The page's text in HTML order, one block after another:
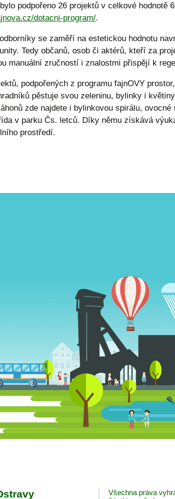
podpořeno 26 projektů v celkové
dotacni-program/.
se zaměří na estetickou hodnotu
Tedy občanů, osob či aktérů, kteří za
manuální zručností i znalostmi přispějí k
podpořených z programu fajnOVY
pěstuje svou zeleninu, bylinky i
zde najdete i bylinkovou spirálu,
v parku Čs. letců. Díky němu získává
prostředí.
Všechna práva